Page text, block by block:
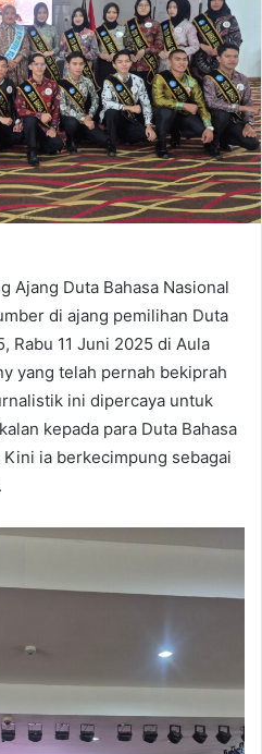
Ajang Duta Bahasa Nasional
di ajang pemilihan Duta
Rabu 11 Juni 2025 di Aula
yang telah pernah bekiprah
ini dipercaya untuk
kepada para Duta Bahasa
ia berkecimpung sebagai